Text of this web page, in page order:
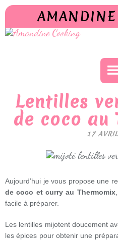
Lentilles
de coco au
17
Aujourd’hui je vous propose une
de coco et curry au Thermomix
facile à préparer.
Les lentilles mijotent doucement
les épices pour obtenir une